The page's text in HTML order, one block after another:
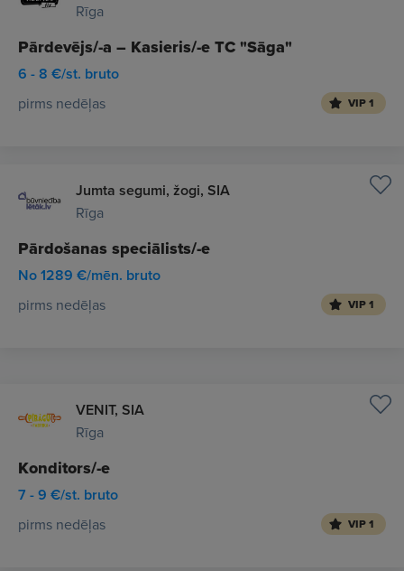
Rīga
Pārdevējs/-a – Kasieris/-e TC "Sāga"
6 - 8 €/st. bruto
pirms nedēļas VIP 1
Jumta segumi, žogi, SIA
Rīga
Pārdošanas speciālists/-e
No 1289 €/mēn. bruto
pirms nedēļas VIP 1
VENIT, SIA
Rīga
Konditors/-e
7 - 9 €/st. bruto
pirms nedēļas VIP 1